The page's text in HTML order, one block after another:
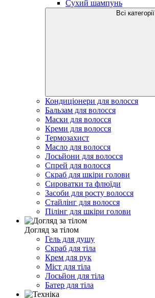
Сухий шампунь
Всі категорії
Кондиціонери для волосся
Бальзам для волосся
Маски для волосся
Креми для волосся
Термозахист
Масло для волосся
Лосьйони для волосся
Спрей для волосся
Скраб для шкіри голови
Сироватки та флюїди
Засоби для росту волосся
Стайлінг для волосся
Пілінг для шкіри голови
Догляд за тілом
Гель для душу
Скраб для тіла
Крем для рук
Міст для тіла
Лосьйон для тіла
Батер для тіла